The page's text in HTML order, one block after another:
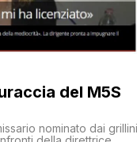
del M5S
nominato dai grillini